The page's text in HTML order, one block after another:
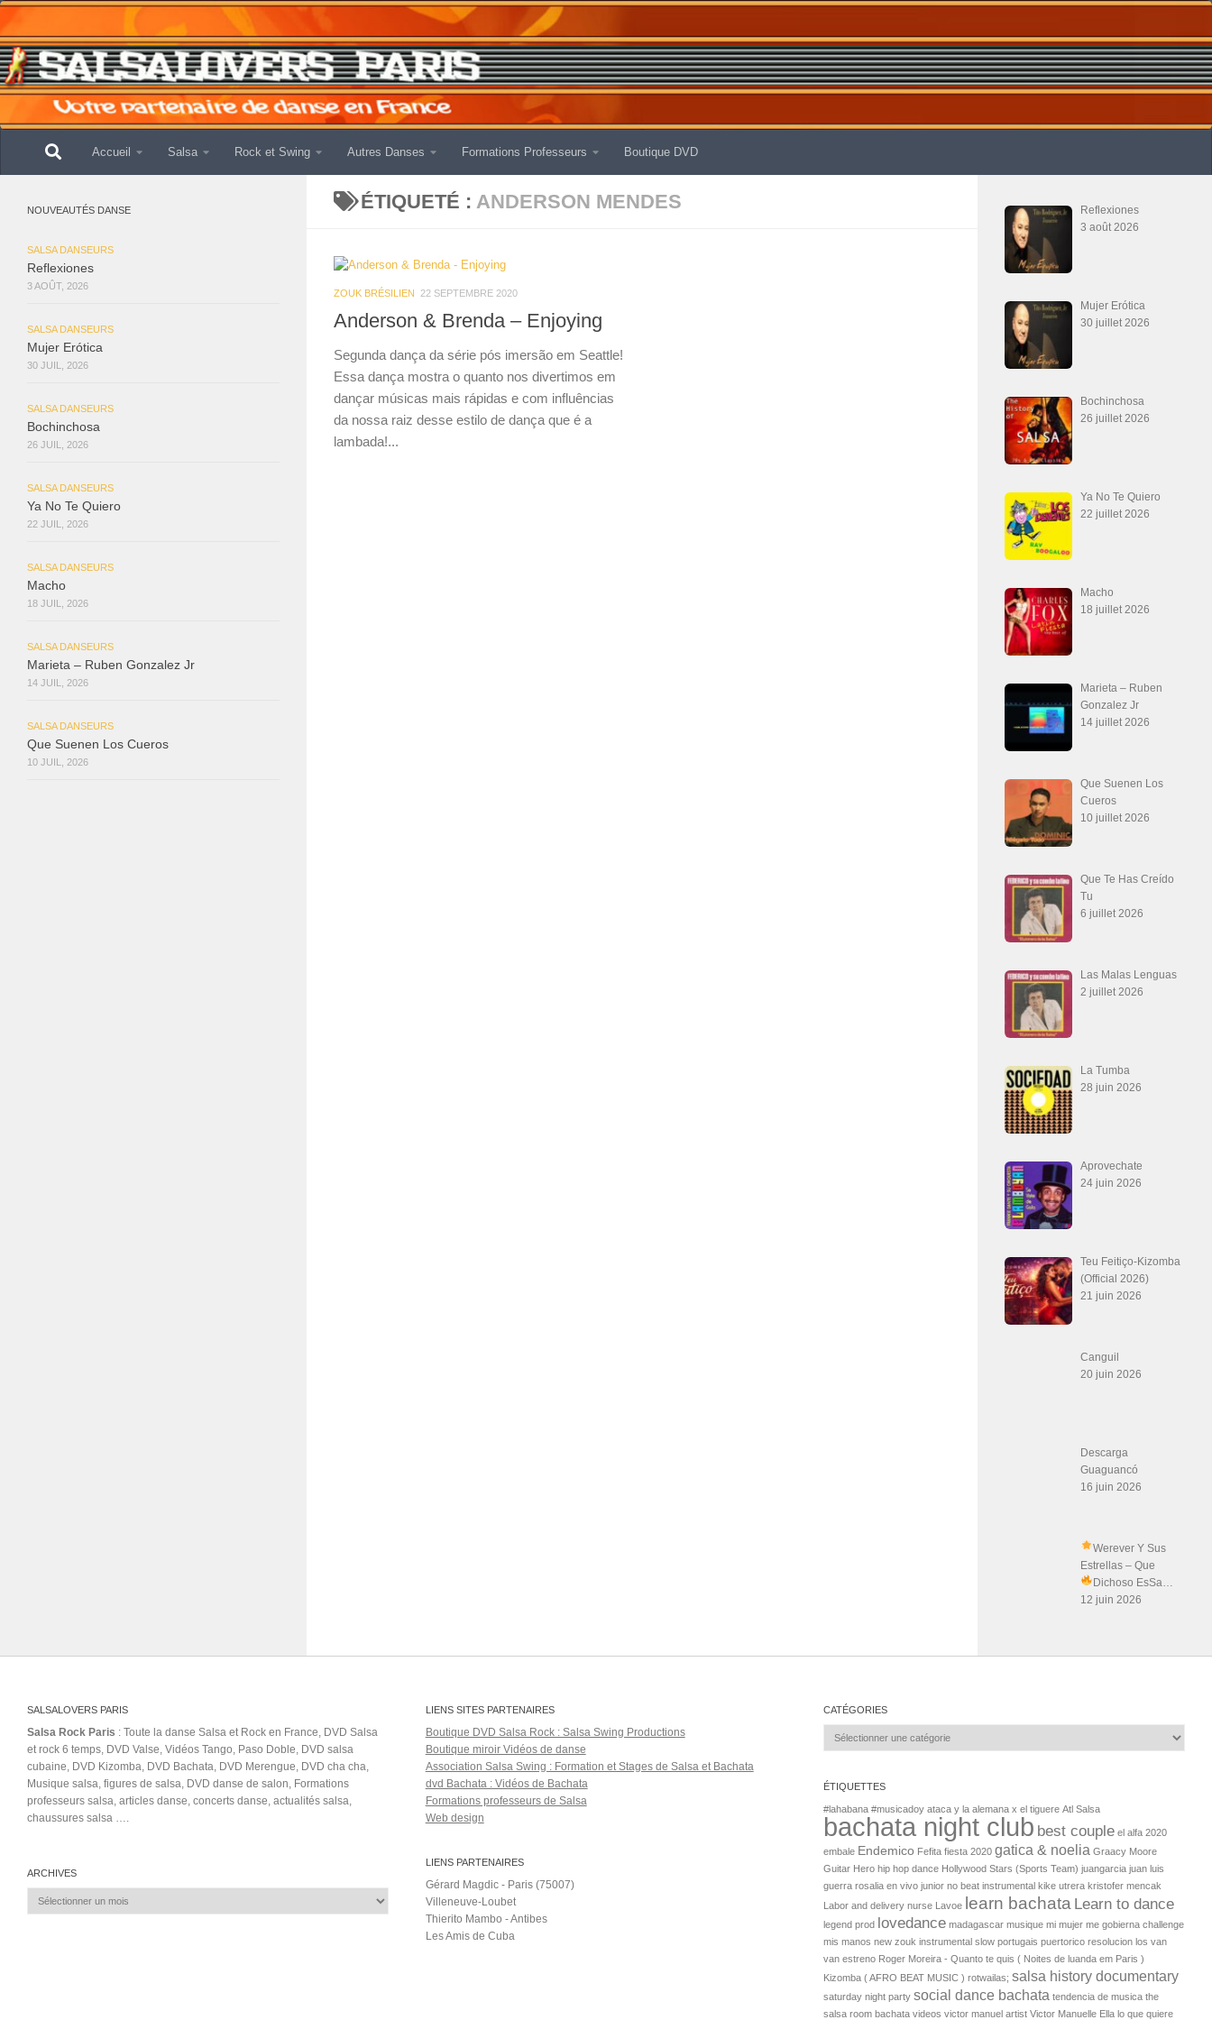
Accueil Salsa Rock et Swing Autres Danses Formations Professeurs Boutique DVD
ÉTIQUETÉ : ANDERSON MENDES
ZOUK BRÉSILIEN 22 SEPTEMBRE 2020
Anderson & Brenda – Enjoying
Segunda dança da série pós imersão em Seattle!
Essa dança mostra o quanto nos divertimos em
dançar músicas mais rápidas e com influências
da nossa raiz desse estilo de dança que é a
lambada!...
NOUVEAUTÉS DANSE
SALSA DANSEURS
Reflexiones
3 AOÛT, 2026
SALSA DANSEURS
Mujer Erótica
30 JUIL, 2026
SALSA DANSEURS
Bochinchosa
26 JUIL, 2026
SALSA DANSEURS
Ya No Te Quiero
22 JUIL, 2026
SALSA DANSEURS
Macho
18 JUIL, 2026
SALSA DANSEURS
Marieta – Ruben Gonzalez Jr
14 JUIL, 2026
SALSA DANSEURS
Que Suenen Los Cueros
10 JUIL, 2026
Reflexiones
3 août 2026
Mujer Erótica
30 juillet 2026
Bochinchosa
26 juillet 2026
Ya No Te Quiero
22 juillet 2026
Macho
18 juillet 2026
Marieta – Ruben
Gonzalez Jr
14 juillet 2026
Que Suenen Los
Cueros
10 juillet 2026
Que Te Has Creído
Tu
6 juillet 2026
Las Malas Lenguas
2 juillet 2026
La Tumba
28 juin 2026
Aprovechate
24 juin 2026
Teu Feitiço-Kizomba
(Official 2026)
21 juin 2026
Canguil
20 juin 2026
Descarga
Guaguancó
16 juin 2026
Werever Y Sus
Estrellas – Que
Dichoso EsSa…
12 juin 2026
SALSALOVERS PARIS
Salsa Rock Paris : Toute la danse Salsa et Rock en France, DVD Salsa
et rock 6 temps, DVD Valse, Vidéos Tango, Paso Doble, DVD salsa
cubaine, DVD Kizomba, DVD Bachata, DVD Merengue, DVD cha cha,
Musique salsa, figures de salsa, DVD danse de salon, Formations
professeurs salsa, articles danse, concerts danse, actualités salsa,
chaussures salsa ….
ARCHIVES
Archives
LIENS SITES PARTENAIRES
Boutique DVD Salsa Rock : Salsa Swing Productions
Boutique miroir Vidéos de danse
Association Salsa Swing : Formation et Stages de Salsa et Bachata
dvd Bachata : Vidéos de Bachata
Formations professeurs de Salsa
Web design
LIENS PARTENAIRES
Gérard Magdic - Paris (75007)
Villeneuve-Loubet
Thierito Mambo - Antibes
Les Amis de Cuba
CATÉGORIES
Catégories
ÉTIQUETTES
#lahabana #musicadoy ataca y la alemana x el tiguere Atl Salsa
bachata night club best couple el alfa 2020
embale Endemico Fefita fiesta 2020 gatica & noelia Graacy Moore
Guitar Hero hip hop dance Hollywood Stars (Sports Team) juangarcia juan luis
guerra rosalia en vivo junior no beat instrumental kike utrera kristofer mencak
Labor and delivery nurse Lavoe learn bachata Learn to dance
legend prod lovedance madagascar musique mi mujer me gobierna challenge
mis manos new zouk instrumental slow portugais puertorico resolucion los van
van estreno Roger Moreira - Quanto te quis ( Noites de luanda em Paris )
Kizomba ( AFRO BEAT MUSIC ) rotwailas; salsa history documentary
saturday night party social dance bachata tendencia de musica the
salsa room bachata videos victor manuel artist Victor Manuelle Ella lo que quiere